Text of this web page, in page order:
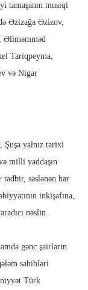
tamaşanın musiqi
Əzizağa Əzizov,
Əliməmməd
Tariqpeyma,
və Nigar
yalnız tarixi
milli yaddaşın
tədbir, səslənən hər
inkişafına,
nəslin
gənc şairlərin
sahibləri
Türk